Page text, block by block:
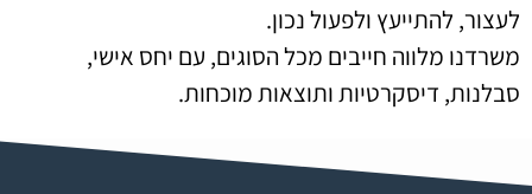
לעצור, להתייעץ ולפעול נכון.
משרדנו מלווה חייבים מכל הסוגים, עם יחס אישי,
סבלנות, דיסקרטיות ותוצאות מוכחות.